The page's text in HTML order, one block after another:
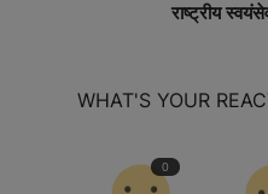
राष्ट्रीय
WHAT'S YOUR
0